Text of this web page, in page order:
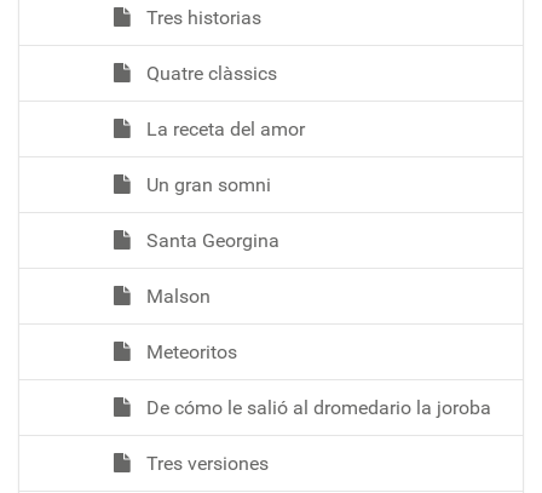
Tres historias
Quatre clàssics
La receta del amor
Un gran somni
Santa Georgina
Malson
Meteoritos
De cómo le salió al dromedario la joroba
Tres versiones